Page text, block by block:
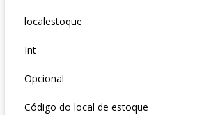
localestoque
Int
Opcional
Código do local de estoque